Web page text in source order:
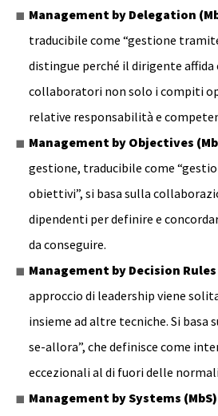
Management by Delegation
traducibile come “gestione
distingue perché il dirigente
collaboratori non solo i compiti
relative responsabilità e
Management by Objectives
gestione, traducibile come
obiettivi”, si basa sulla
dipendenti per definire e
da conseguire.
Management by Decision Rules
approccio di leadership viene
insieme ad altre tecniche. Si basa
se-allora”, che definisce come
eccezionali al di fuori delle
Management by Systems